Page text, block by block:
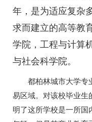
年，是为适应复杂
求而建立的高等教
学院，工程与计算
与社会科学院。
都柏林城市大学专
易区域。对该校毕业生
明了这所学校是一所